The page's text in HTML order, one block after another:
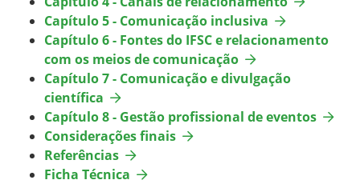
Capítulo 5 - Comunicação inclusiva
Capítulo 6 - Fontes do IFSC e relacionamento
com os meios de comunicação
Capítulo 7 - Comunicação e divulgação
científica
Capítulo 8 - Gestão profissional de eventos
Considerações finais
Referências
Ficha Técnica